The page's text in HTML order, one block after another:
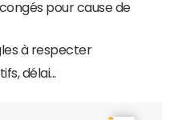
pour cause de
à respecter
délai...